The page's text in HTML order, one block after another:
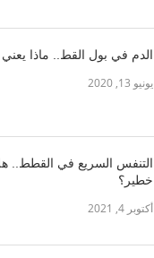
الدم في بول القط.. ماذا
يونيو 13, 2020
التنفس السريع في القطط..
خطير؟
أكتوبر 4, 2021